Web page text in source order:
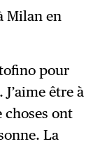
Milan en
pour
être à
ont
La